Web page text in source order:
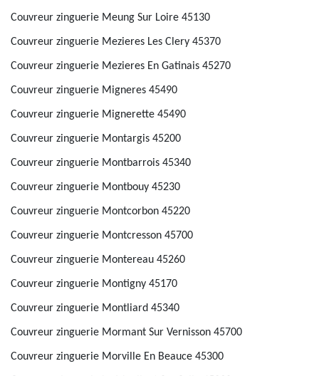
Couvreur zinguerie Meung Sur Loire 45130
Couvreur zinguerie Mezieres Les Clery 45370
Couvreur zinguerie Mezieres En Gatinais 45270
Couvreur zinguerie Migneres 45490
Couvreur zinguerie Mignerette 45490
Couvreur zinguerie Montargis 45200
Couvreur zinguerie Montbarrois 45340
Couvreur zinguerie Montbouy 45230
Couvreur zinguerie Montcorbon 45220
Couvreur zinguerie Montcresson 45700
Couvreur zinguerie Montereau 45260
Couvreur zinguerie Montigny 45170
Couvreur zinguerie Montliard 45340
Couvreur zinguerie Mormant Sur Vernisson 45700
Couvreur zinguerie Morville En Beauce 45300